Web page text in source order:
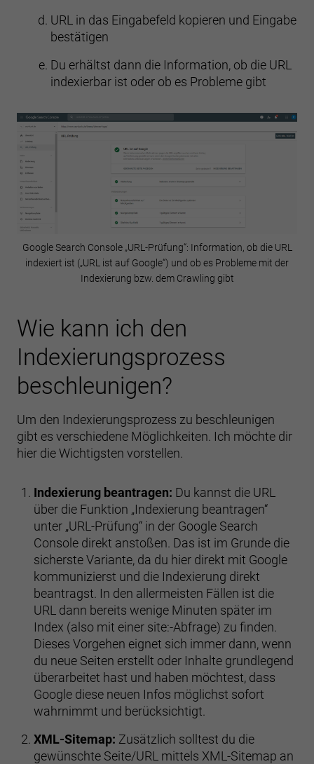
URL in das Eingabefeld kopieren und Eingabe
bestätigen
Du erhältst dann die Information, ob die URL
indexierbar ist oder ob es Probleme gibt
Google Search Console „URL-Prüfung“: Information, ob die URL
indexiert ist („URL ist auf Google“) und ob es Probleme mit der
Indexierung bzw. dem Crawling gibt
Wie kann ich den
Indexierungsprozess
beschleunigen?
Um den Indexierungsprozess zu beschleunigen
gibt es verschiedene Möglichkeiten. Ich möchte dir
hier die Wichtigsten vorstellen.
Indexierung beantragen: Du kannst die URL
über die Funktion „Indexierung beantragen“
unter „URL-Prüfung“ in der Google Search
Console direkt anstoßen. Das ist im Grunde die
sicherste Variante, da du hier direkt mit Google
kommunizierst und die Indexierung direkt
beantragst. In den allermeisten Fällen ist die
URL dann bereits wenige Minuten später im
Index (also mit einer site:-Abfrage) zu finden.
Dieses Vorgehen eignet sich immer dann, wenn
du neue Seiten erstellt oder Inhalte grundlegend
überarbeitet hast und haben möchtest, dass
Google diese neuen Infos möglichst sofort
wahrnimmt und berücksichtigt.
XML-Sitemap: Zusätzlich solltest du die
gewünschte Seite/URL mittels XML-Sitemap an
Hier finden Sie eine Übersicht über alle verwendeten Cookies.
Sie können Ihre Einwilligung zu ganzen Kategorien geben oder
sich weitere Informationen anzeigen lassen und so nur
Alle akzeptieren Speichern Ablehnen
Datenschutzeinstellungen
Essenziell (1)
Essenzielle Cookies ermöglichen grundlegende Funktionen und sind
für die einwandfreie Funktion der Website erforderlich.
Statistiken (2)
Statistik Cookies erfassen Informationen anonym. Diese Informationen
helfen uns zu verstehen, wie unsere Besucher unsere Website nutzen.
Cookie-Informationen anzeigen